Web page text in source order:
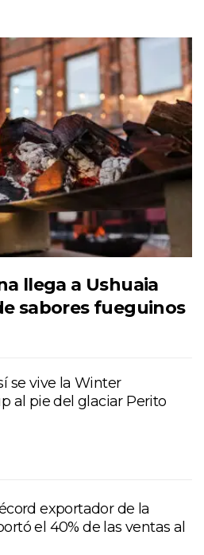
llega a Ushuaia
sabores fueguinos
se vive la Winter
al pie del glaciar Perito
exportador de la
el 40% de las ventas al